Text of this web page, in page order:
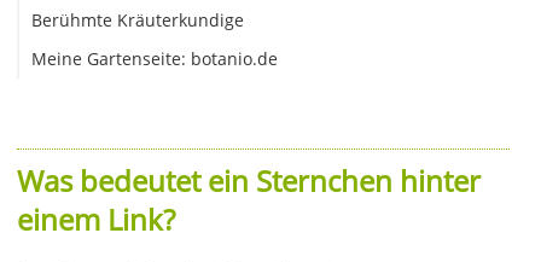
Berühmte Kräuterkundige
Meine Gartenseite: botanio.de
Was bedeutet ein Sternchen hinter
einem Link?